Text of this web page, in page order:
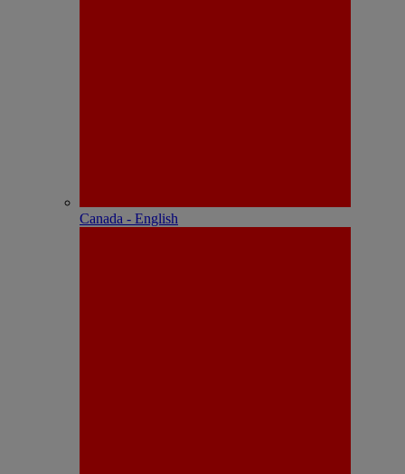
Canada - English